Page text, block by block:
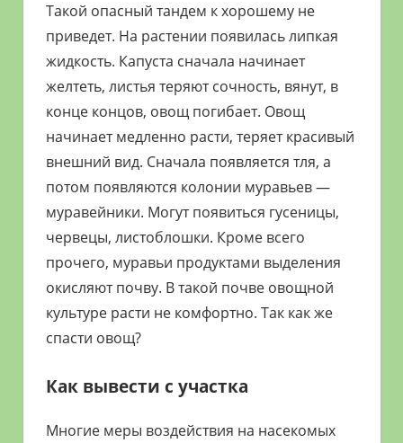
Такой опасный тандем к хорошему не
приведет. На растении появилась липкая
жидкость. Капуста сначала начинает
желтеть, листья теряют сочность, вянут, в
конце концов, овощ погибает. Овощ
начинает медленно расти, теряет красивый
внешний вид. Сначала появляется тля, а
потом появляются колонии муравьев —
муравейники. Могут появиться гусеницы,
червецы, листоблошки. Кроме всего
прочего, муравьи продуктами выделения
окисляют почву. В такой почве овощной
культуре расти не комфортно. Так как же
спасти овощ?
Как вывести с участка
Многие меры воздействия на насекомых